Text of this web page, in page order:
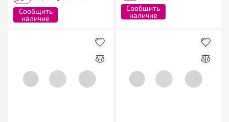
Сообщить
наличие
Сообщить
наличие